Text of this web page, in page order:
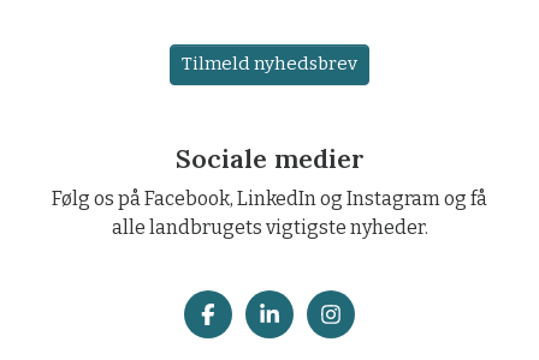
Tilmeld nyhedsbrev
Sociale medier
Følg os på Facebook, LinkedIn og Instagram og få
alle landbrugets vigtigste nyheder.